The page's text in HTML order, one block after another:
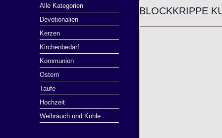
Alle Kategorien
Devotionalien
Kerzen
Kirchenbedarf
Kommunion
Ostern
Taufe
Hochzeit
Weihrauch und Kohle
BLOCKKRIPPE